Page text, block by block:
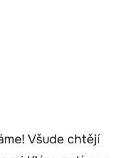
Všude chtějí